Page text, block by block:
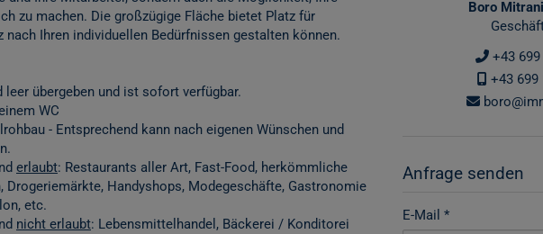
zu machen. Die großzügige Fläche bietet Platz für
nach Ihren individuellen Bedürfnissen gestalten können.
übergeben und ist sofort verfügbar.
WC
- Entsprechend kann nach eigenen Wünschen und
erlaubt: Restaurants aller Art, Fast-Food, herkömmliche
Drogeriemärkte, Handyshops, Modegeschäfte, Gastronomie
etc.
nicht erlaubt: Lebensmittelhandel, Bäckerei / Konditorei
Boro
+43
+43 699
Anfrage senden
E-Mail